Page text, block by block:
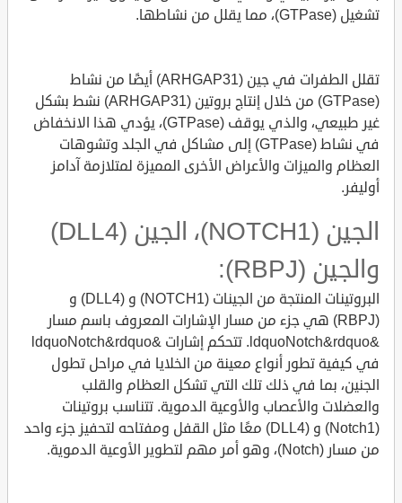
تشغيل (GTPase)، مما يقلل من نشاطها.
تقلل الطفرات في جين (ARHGAP31) أيضًا من نشاط
(GTPase) من خلال إنتاج بروتين (ARHGAP31) نشط بشكل
غير طبيعي، والذي يوقف (GTPase)، يؤدي هذا الانخفاض
في نشاط (GTPase) إلى مشاكل في الجلد وتشوهات
العظام والميزات والأعراض الأخرى المميزة لمتلازمة آدامز
أوليفر.
الجين (NOTCH1)، الجين (DLL4)
والجين (RBPJ):
البروتينات المنتجة من الجينات (NOTCH1) و (DLL4) و
(RBPJ) هي جزء من مسار الإشارات المعروف باسم مسار
&ldquoNotch&rdquo. تتحكم إشارات &ldquoNotch&rdquo
في كيفية تطور أنواع معينة من الخلايا في مراحل تطول
الجنين، بما في ذلك تلك التي تشكل العظام والقلب
والعضلات والأعصاب والأوعية الدموية. تتناسب بروتينات
(Notch1) و (DLL4) معًا مثل القفل ومفتاحه لتحفيز جزء واحد
من مسار (Notch)، وهو أمر مهم لتطوير الأوعية الدموية.